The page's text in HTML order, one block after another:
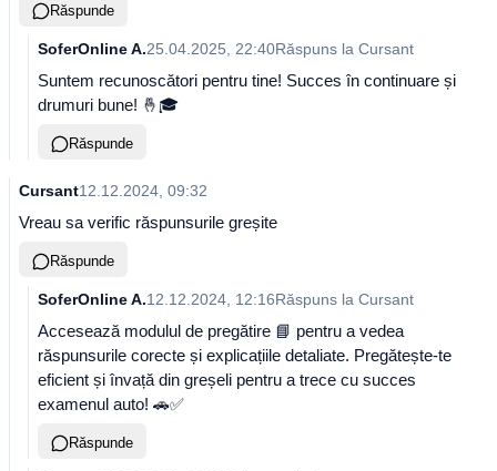
Răspunde
SoferOnline A.25.04.2025, 22:40Răspuns la Cursant
Suntem recunoscători pentru tine! Succes în continuare și
drumuri bune! 🤞🎓
Răspunde
Cursant12.12.2024, 09:32
Vreau sa verific răspunsurile greșite
Răspunde
SoferOnline A.12.12.2024, 12:16Răspuns la Cursant
Accesează modulul de pregătire 📘 pentru a vedea
răspunsurile corecte și explicațiile detaliate. Pregătește-te
eficient și învață din greșeli pentru a trece cu succes
examenul auto! 🚗✅
Răspunde